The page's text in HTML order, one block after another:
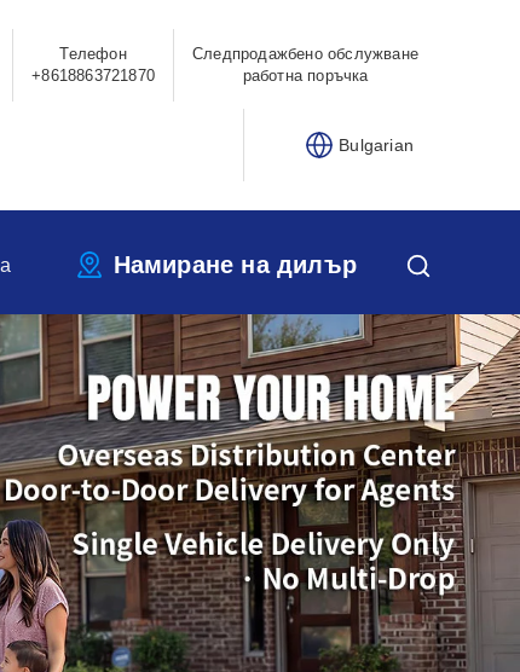
Телефон
+8618863721870
Следпродажбено обслужване
работна поръчка
Bulgarian
Намиране на дилър